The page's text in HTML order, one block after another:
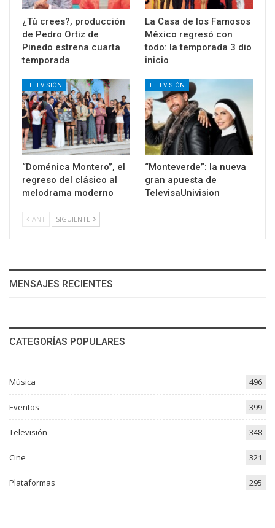
¿Tú crees?, producción
de Pedro Ortiz de
Pinedo estrena cuarta
temporada
La Casa de los Famosos
México regresó con
todo: la temporada 3 dio
inicio
TELEVISIÓN
“Doménica Montero”, el
regreso del clásico al
melodrama moderno
TELEVISIÓN
“Monteverde”: la nueva
gran apuesta de
TelevisaUnivision
ANT SIGUIENTE
MENSAJES RECIENTES
CATEGORÍAS POPULARES
Música 496
Eventos 399
Televisión 348
Cine 321
Plataformas 295